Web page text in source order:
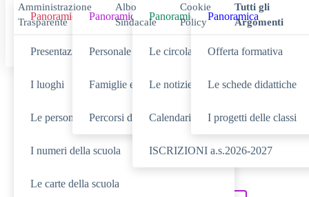
Panoramica
Presentazione
I luoghi
Le persone
I numeri della scuola
Le carte della scuola
Panoramica
Personale scolastico
Famiglie e studenti
Percorsi di studio
Panoramica
Le circolari
Le notizie
Calendario eventi
ISCRIZIONI a.s.2026-2027
Panoramica
Offerta formativa
Le schede didattiche
I progetti delle classi
Amministrazione
Trasparente
Albo
Sindacale
Cookie
Policy
Tutti gli
Argomenti
Cerca
SCUOLA